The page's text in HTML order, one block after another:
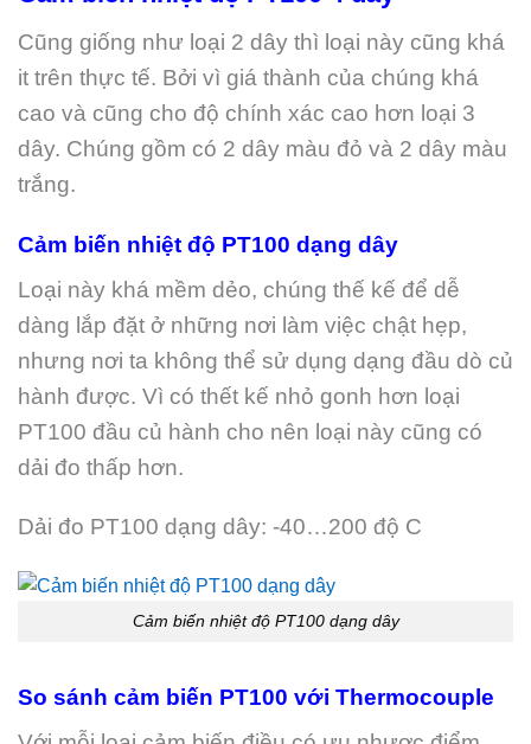
Cũng giống như loại 2 dây thì loại này cũng khá
it trên thực tế. Bởi vì giá thành của chúng khá
cao và cũng cho độ chính xác cao hơn loại 3
dây. Chúng gồm có 2 dây màu đỏ và 2 dây màu
trắng.
Cảm biến nhiệt độ PT100 dạng dây
Loại này khá mềm dẻo, chúng thế kế để dễ
dàng lắp đặt ở những nơi làm việc chật hẹp,
nhưng nơi ta không thể sử dụng dạng đầu dò củ
hành được. Vì có thết kế nhỏ gonh hơn loại
PT100 đầu củ hành cho nên loại này cũng có
dải đo thấp hơn.
Dải đo PT100 dạng dây: -40…200 độ C
Cảm biến nhiệt độ PT100 dạng dây
So sánh cảm biến PT100 với Thermocouple